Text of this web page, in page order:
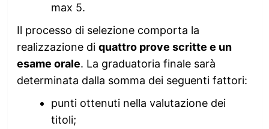
max 5.
Il processo di selezione comporta la
realizzazione di quattro prove scritte e un
esame orale. La graduatoria finale sarà
determinata dalla somma dei seguenti fattori:
punti ottenuti nella valutazione dei
titoli;